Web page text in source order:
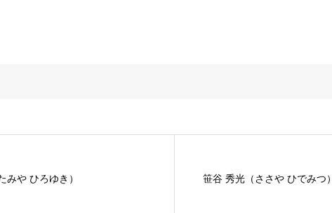
みや ひろゆき） 笹谷 秀光（ささや ひでみつ